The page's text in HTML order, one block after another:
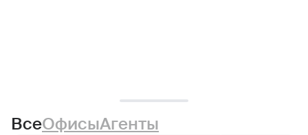
ВсеОфисыАгенты